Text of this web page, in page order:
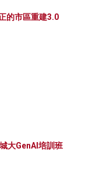
的市區重建3.0
大GenAI培訓班